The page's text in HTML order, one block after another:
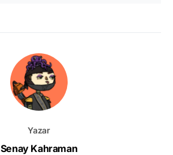
Yazar
Senay Kahraman